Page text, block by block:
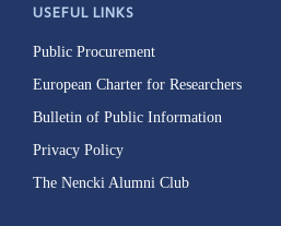
USEFUL LINKS
Public Procurement
European Charter for Researchers
Bulletin of Public Information
Privacy Policy
The Nencki Alumni Club